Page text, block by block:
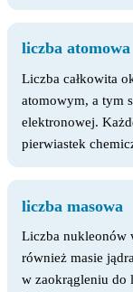
liczba atomowa
Liczba całkowita
atomowym, a tym
elektronowej.
pierwiastek
liczba masowa
Liczba nukleonów
również masie
w zaokrągleniu do